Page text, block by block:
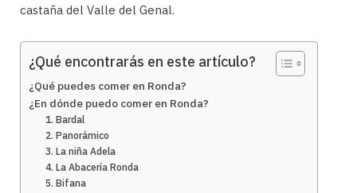
castaña del Valle del Genal.
¿Qué encontrarás en este artículo?
¿Qué puedes comer en Ronda?
¿En dónde puedo comer en Ronda?
1. Bardal
2. Panorámico
3. La niña Adela
4. La Abacería Ronda
5. Bifana